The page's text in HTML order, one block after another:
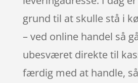
grund til at skulle stå i
– ved online handel så
ubesværet direkte til
færdig med at handle,